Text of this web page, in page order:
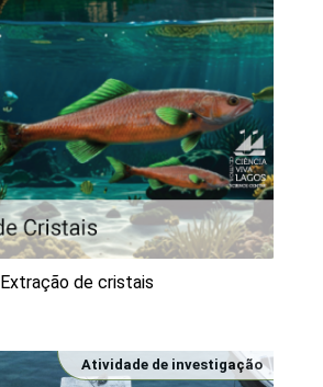
Extração de cristais
Atividade de investigação